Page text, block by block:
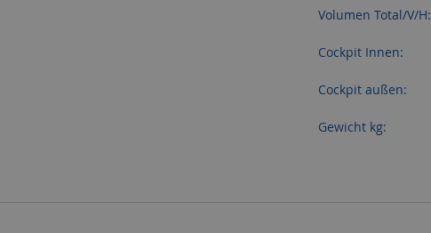
Volumen Total/V/H:
Cockpit Innen:
Cockpit außen:
Gewicht kg: